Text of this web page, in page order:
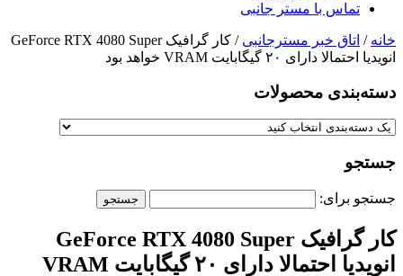
تماس با مستر جانبی
خانه / اتاق خبر مسترجانبی
/ کار گرافیک GeForce RTX 4080 Super
انویدیا احتمالا دارای ۲۰ گیگابایت VRAM خواهد بود
دسته‌بندی‌ محصولات
جستجو
جستجو برای:
کار گرافیک GeForce RTX 4080 Super
انویدیا احتمالا دارای ۲۰ گیگابایت VRAM